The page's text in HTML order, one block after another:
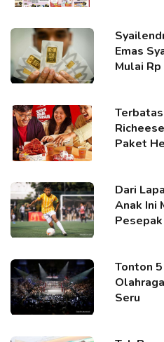
Emas
Mulai
Paket
Dari
Anak Ini
Tonton
Seru